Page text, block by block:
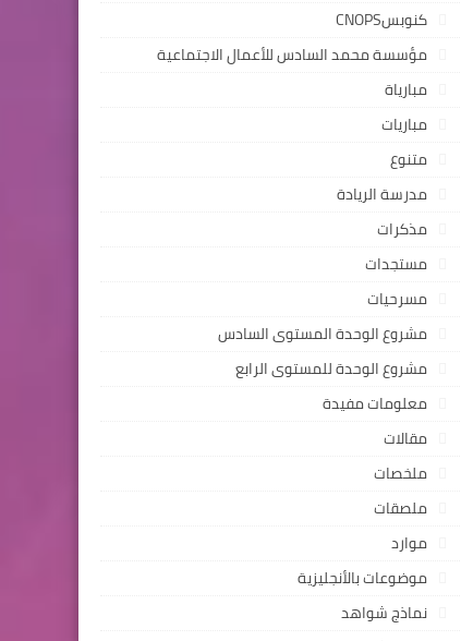
كنوبسCNOPS
مؤسسة محمد السادس للأعمال الاجتماعية
مبارياة
مباريات
متنوع
مدرسة الريادة
مذكرات
مستجدات
مسرحيات
مشروع الوحدة المستوى السادس
مشروع الوحدة للمستوى الرابع
معلومات مفيدة
مقالات
ملخصات
ملصقات
موارد
موضوعات بالأنجليزية
نماذج شواهد